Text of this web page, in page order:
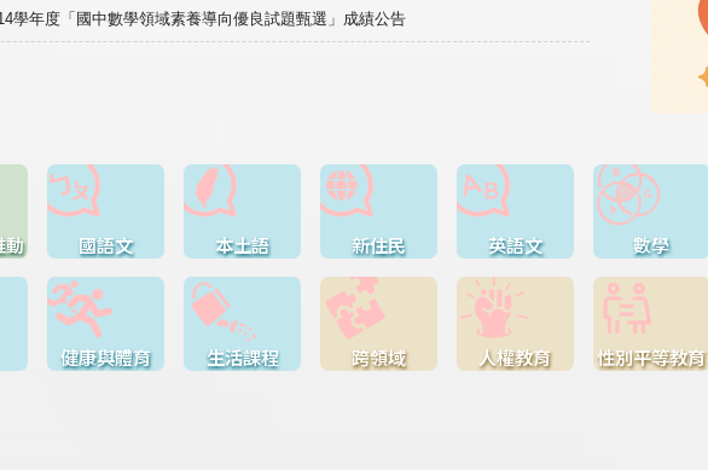
學年度「國中數學領域素養導向優良試題甄選」成績公告
動 國語文 本土語 新住民 英語文 數學
健康與體育 生活課程 跨領域 人權教育 性別平等教育